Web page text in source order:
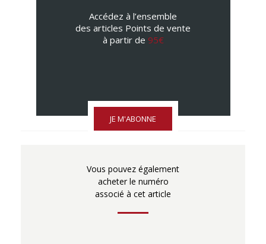
Accédez à l’ensemble
des articles Points de vente
à partir de 95€
JE M'ABONNE
Vous pouvez également
acheter le numéro
associé à cet article